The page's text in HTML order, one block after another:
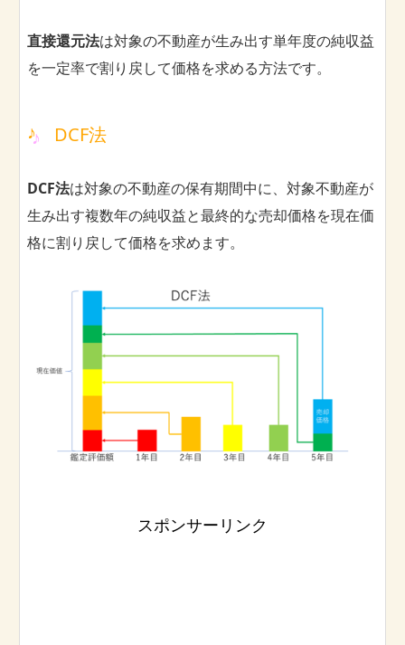
直接還元法は対象の不動産が生み出す単年度の純収益
を一定率で割り戻して価格を求める方法です。
DCF法
DCF法は対象の不動産の保有期間中に、対象不動産が
生み出す複数年の純収益と最終的な売却価格を現在価
格に割り戻して価格を求めます。
スポンサーリンク